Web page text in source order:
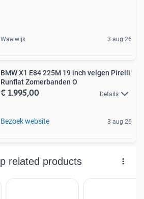
Waalwijk 3 aug 26
BMW X1 E84 225M 19 inch velgen Pirelli
Runflat Zomerbanden O
€ 1.995,00 Details
Bezoek website 3 aug 26